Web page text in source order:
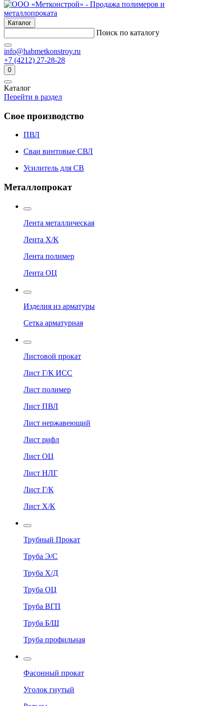
Каталог
Поиск по каталогу
info@habmetkonstroy.ru
+7 (4212) 27-28-28
0
Каталог
Перейти в раздел
Свое производство
ПВЛ
Сваи винтовые СВЛ
Усилитель для СВ
Металлопрокат
Лента металлическая
Лента Х/К
Лента полимер
Лента ОЦ
Изделия из арматуры
Сетка арматурная
Листовой прокат
Лист Г/К ИСС
Лист полимер
Лист ПВЛ
Лист нержавеющий
Лист рифл
Лист ОЦ
Лист НЛГ
Лист Г/К
Лист Х/К
Трубный Прокат
Труба Э/С
Труба Х/Д
Труба ОЦ
Труба ВГП
Труба Б/Ш
Труба профильная
Фасонный прокат
Уголок гнутый